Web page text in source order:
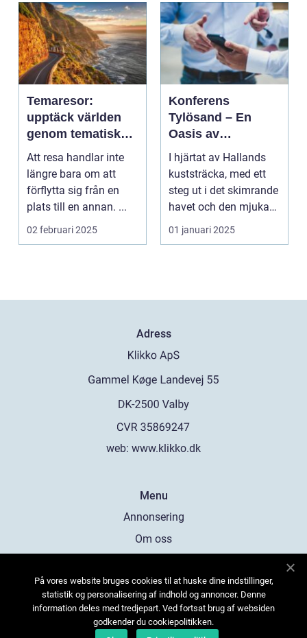
Temaresor:
upptäck världen
genom tematiska
upplevelser
Att resa handlar inte
längre bara om att
förflytta sig från en
plats till en annan. ...
02 februari 2025
Konferens
Tylösand – En
Oasis av
Möjligheter
I hjärtat av Hallands
kuststräcka, med ett
steg ut i det skimrande
havet och den mjuka
san...
01 januari 2025
Adress
web: www.klikko.dk
Menu
Annonsering
Om oss
Kontakta oss
Sitemap
På vores website bruges cookies til at huske dine indstillinger,
statistik og personalisering af indhold og annoncer. Denne
information deles med tredjepart. Ved fortsat brug af websiden
godkender du cookiepolitikken.